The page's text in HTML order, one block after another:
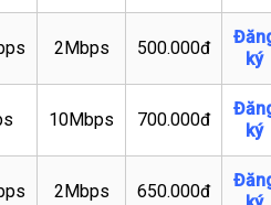
2Mbps 500.000đ
ký
10Mbps 700.000đ
ký
2Mbps 650.000đ